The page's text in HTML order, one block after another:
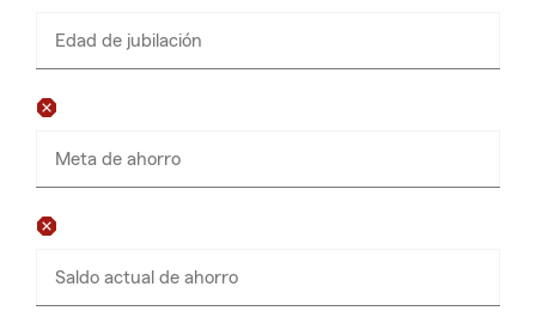
Edad de jubilación
Meta de ahorro
Saldo actual de ahorro